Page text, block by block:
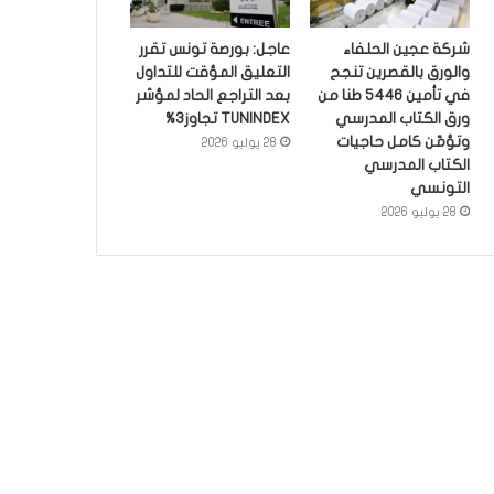
شركة عجين الحلفاء
والورق بالقصرين تنجح
في تأمين 5446 طنا من
ورق الكتاب المدرسي
وتؤمّن كامل حاجيات
الكتاب المدرسي
التونسي
28 يوليو 2026
عاجل: بورصة تونس تقرر
التعليق المؤقت للتداول
بعد التراجع الحاد لمؤشر
TUNINDEX تجاوز3%
28 يوليو 2026